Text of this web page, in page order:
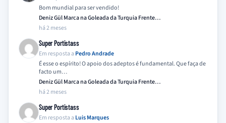
Bom mundial para ser vendido!
Deniz Gül Marca na Goleada da Turquia Frente…
há 2 meses
Super Portistass
Em resposta a Pedro Andrade
É esse o espírito! O apoio dos adeptos é fundamental. Que faça de
facto um…
Deniz Gül Marca na Goleada da Turquia Frente…
há 2 meses
Super Portistass
Em resposta a Luis Marques